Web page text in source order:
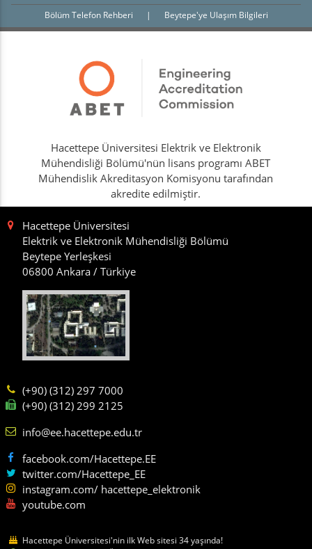
Bölüm Telefon Rehberi
| Beytepe'ye Ulaşım Bilgileri
Hacettepe Üniversitesi Elektrik ve Elektronik
Mühendisliği Bölümü'nün lisans programı ABET
Mühendislik Akreditasyon Komisyonu tarafından
akredite edilmiştir.
Hacettepe Üniversitesi
Elektrik ve Elektronik Mühendisliği Bölümü
Beytepe Yerleşkesi
06800 Ankara / Türkiye
(+90) (312) 297 7000
(+90) (312) 299 2125
info@ee.hacettepe.edu.tr
facebook.com/Hacettepe.EE
twitter.com/Hacettepe_EE
instagram.com/ hacettepe_elektronik
youtube.com
Hacettepe Üniversitesi'nin ilk Web sitesi 34 yaşında!